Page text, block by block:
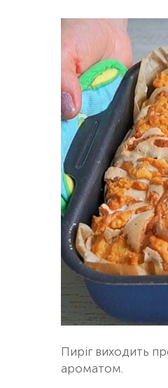
Пиріг виходить
ароматом.